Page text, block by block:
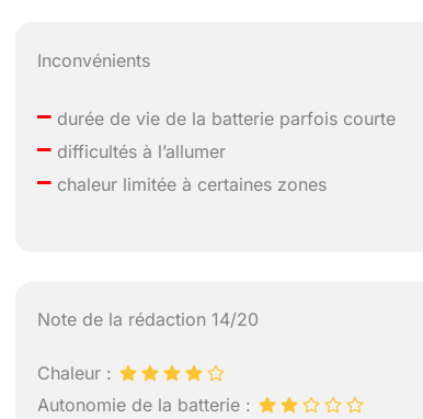
Inconvénients
– durée de vie de la batterie parfois courte
– difficultés à l’allumer
– chaleur limitée à certaines zones
Note de la rédaction 14/20
Chaleur :
Autonomie de la batterie :